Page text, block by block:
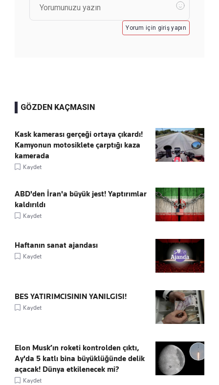
Yorum için giriş yapın
GÖZDEN KAÇMASIN
Kask kamerası gerçeği ortaya çıkardı!
Kamyonun motosiklete çarptığı kaza
kamerada
Kaydet
ABD'den İran'a büyük jest! Yaptırımlar
kaldırıldı
Kaydet
Haftanın sanat ajandası
Kaydet
BES YATIRIMCISININ YANILGISI!
Kaydet
Elon Musk’ın roketi kontrolden çıktı,
Ay'da 5 katlı bina büyüklüğünde delik
açacak! Dünya etkilenecek mi?
Kaydet